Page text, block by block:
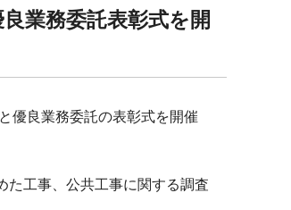
業務委託表彰式を開
優良業務委託の表彰式を開催
た工事、公共工事に関する調査